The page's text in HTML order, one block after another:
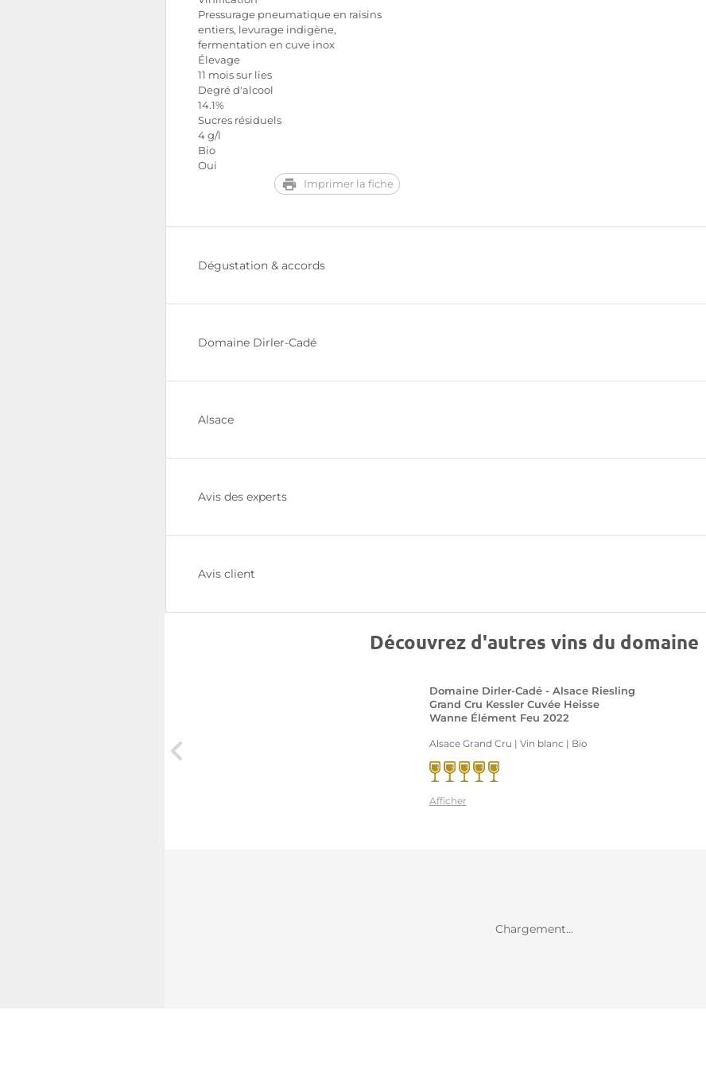
Pressurage pneumatique en raisins
entiers, levurage indigène,
fermentation en cuve inox
Élevage
11 mois sur lies
Degré d'alcool
14.1%
Sucres résiduels
4 g/l
Bio
Oui
Imprimer la fiche
Dégustation & accords
Domaine Dirler-Cadé
Alsace
Avis des experts
Avis client
Découvrez d'autres vins du domaine
Domaine Dirler-Cadé - Alsace Riesling
Grand Cru Kessler Cuvée Heisse
Wanne Élément Feu 2022
Alsace Grand Cru | Vin blanc | Bio
Afficher
Chargement...